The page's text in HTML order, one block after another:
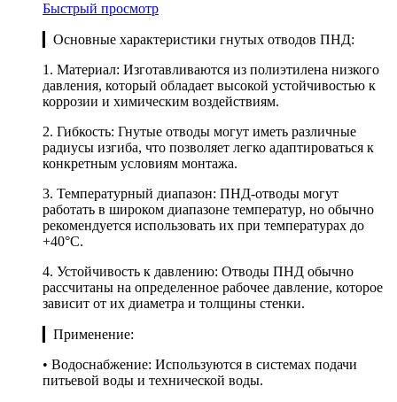
Быстрый просмотр
▎Основные характеристики гнутых отводов ПНД:
1. Материал: Изготавливаются из полиэтилена низкого
давления, который обладает высокой устойчивостью к
коррозии и химическим воздействиям.
2. Гибкость: Гнутые отводы могут иметь различные
радиусы изгиба, что позволяет легко адаптироваться к
конкретным условиям монтажа.
3. Температурный диапазон: ПНД-отводы могут
работать в широком диапазоне температур, но обычно
рекомендуется использовать их при температурах до
+40°C.
4. Устойчивость к давлению: Отводы ПНД обычно
рассчитаны на определенное рабочее давление, которое
зависит от их диаметра и толщины стенки.
▎Применение:
• Водоснабжение: Используются в системах подачи
питьевой воды и технической воды.